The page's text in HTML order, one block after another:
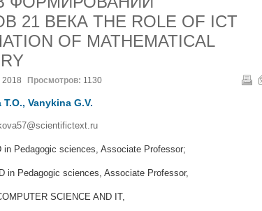
ВЕКА THE ROLE OF ICT
OF MATHEMATICAL
2018 Просмотров: 1130
Vanykina G.V.
in Pedagogic sciences, Associate Professor;
in Pedagogic sciences, Associate Professor,
SCIENCE AND IT,